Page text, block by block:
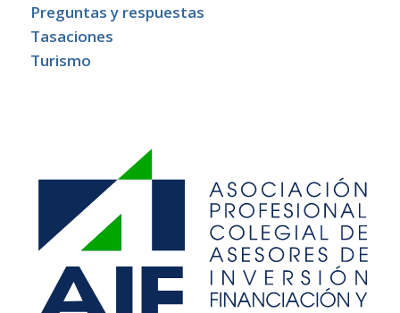
Preguntas y respuestas
Tasaciones
Turismo